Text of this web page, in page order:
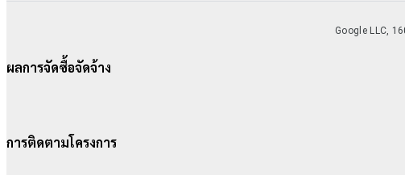
ผลการจัดซื้อจัดจ้าง
การติดตามโครงการ